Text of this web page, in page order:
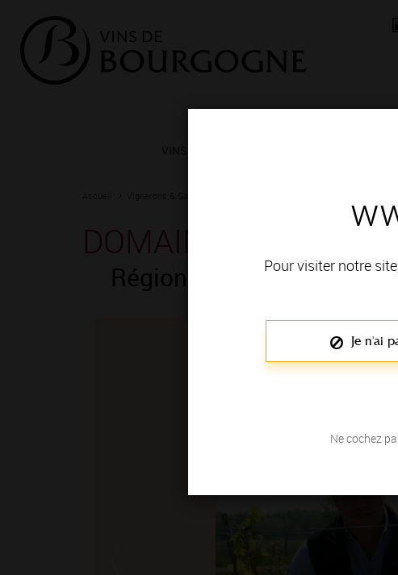
Pour visiter notre
Je n'ai
Ne cochez
DOMAINE MICHEL
Région de production :